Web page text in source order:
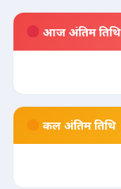
आज अंतिम तिथि
कल अंतिम तिथि